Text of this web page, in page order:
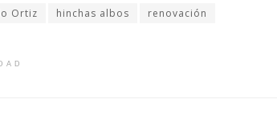
Ortiz hinchas albos renovación